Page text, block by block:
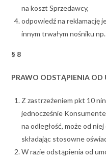
na koszt Sprzedawcy,
odpowiedź na reklamację
innym trwałym nośniku
§ 8
PRAWO ODSTĄPIENIA OD
Z zastrzeżeniem pkt 10
jednocześnie
na odległość, może od
składając stosowne
W razie odstąpienia od